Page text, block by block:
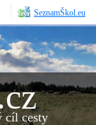
SeznamŠkol.eu
cíl cesty